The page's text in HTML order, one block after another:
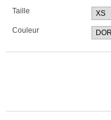
Taille
Couleur